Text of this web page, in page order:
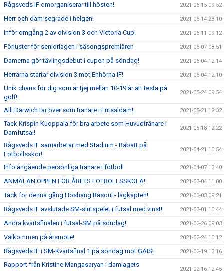
Rågsveds IF omorganiserar till hösten! 2021-06-15 09:52
Herr och dam segrade i helgen! 2021-06-14 23:10
Inför omgång 2 av division 3 och Victoria Cup! 2021-06-11 09:12
Förluster för seniorlagen i säsongspremiären 2021-06-07 08:51
Damerna gör tävlingsdebut i cupen på söndag! 2021-06-04 12:14
Herrarna startar division 3 mot Enhörna IF! 2021-06-04 12:10
Unik chans för dig som är tjej mellan 10-19 år att testa på
golf!
2021-05-24 09:54
Alli Darwich tar över som tränare i Futsaldam! 2021-05-21 12:32
Tack Krispin Kuoppala för bra arbete som Huvudtränare i
Damfutsal!
2021-05-18 12:22
Rågsveds IF samarbetar med Stadium - Rabatt på
Fotbollsskor!
2021-04-21 10:54
Info angående personliga tränare i fotboll 2021-04-07 13:40
ANMÄLAN ÖPPEN FÖR ÅRETS FOTBOLLSSKOLA! 2021-03-04 11:00
Tack för denna gång Hoshang Rasoul - lagkapten! 2021-03-03 09:21
Rågsveds IF avslutade SM-slutspelet i futsal med vinst! 2021-03-01 10:44
Andra kvartsfinalen i futsal-SM på söndag! 2021-02-26 09:03
Välkommen på årsmöte! 2021-02-24 10:12
Rågsveds IF i SM-Kvartsfinal 1 på söndag mot GAIS! 2021-02-19 13:16
Rapport från Kristine Mangasaryan i damlagets
2021-02-16 12:45